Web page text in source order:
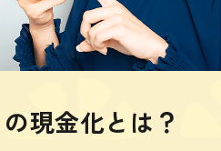
現金化とは？